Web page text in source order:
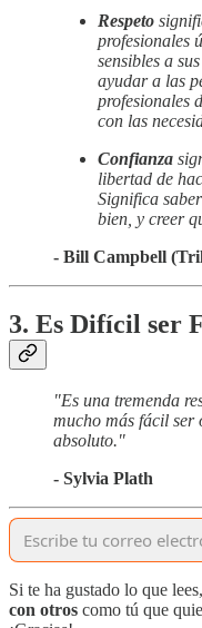
Respeto
profesionales
sensibles a
ayudar a las
profesionales
con las
Confianza
libertad de
Significa
bien, y creer
- Bill Campbell
3. Es Difícil ser
"Es una tremenda
mucho más fácil ser
absoluto."
- Sylvia Plath
Si te ha gustado lo que
con otros como tú que